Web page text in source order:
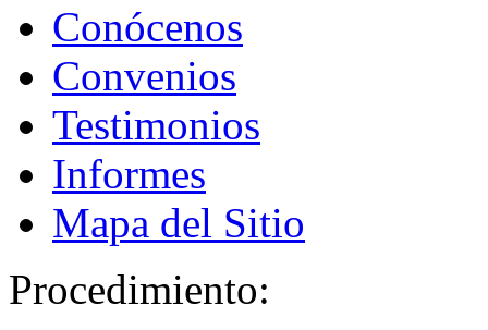
Conócenos
Convenios
Testimonios
Informes
Mapa del Sitio
Procedimiento: